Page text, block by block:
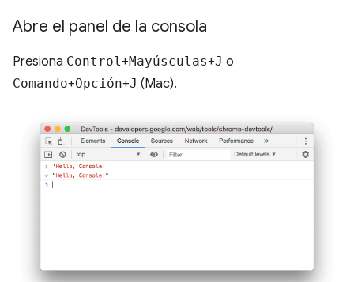
Abre el panel de la consola
Presiona Control+Mayúsculas+J o
Comando+Opción+J (Mac).